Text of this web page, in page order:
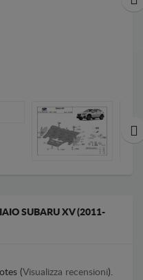
SUBARU XV (2011-
(Visualizza recensioni).